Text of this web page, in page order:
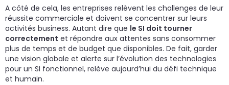
A côté de cela, les entreprises relèvent les challenges de leur
réussite commerciale et doivent se concentrer sur leurs
activités business. Autant dire que le SI doit tourner
correctement et répondre aux attentes sans consommer
plus de temps et de budget que disponibles. De fait, garder
une vision globale et alerte sur l’évolution des technologies
pour un SI fonctionnel, relève aujourd’hui du défi technique
et humain.